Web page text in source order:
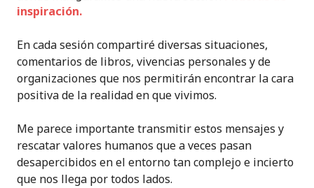
inspiración.
En cada sesión compartiré diversas situaciones,
comentarios de libros, vivencias personales y de
organizaciones que nos permitirán encontrar la cara
positiva de la realidad en que vivimos.
Me parece importante transmitir estos mensajes y
rescatar valores humanos que a veces pasan
desapercibidos en el entorno tan complejo e incierto
que nos llega por todos lados.